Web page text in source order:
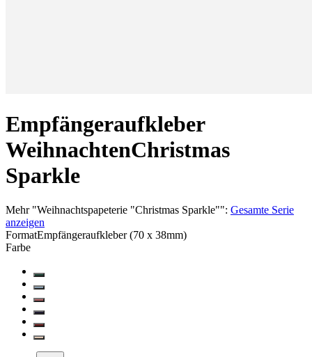
Empfängeraufkleber
WeihnachtenChristmas
Sparkle
Mehr"Weihnachtspapeterie "Christmas Sparkle"": Gesamte Serie
anzeigen
FormatEmpfängeraufkleber (70 x 38mm)
Farbe